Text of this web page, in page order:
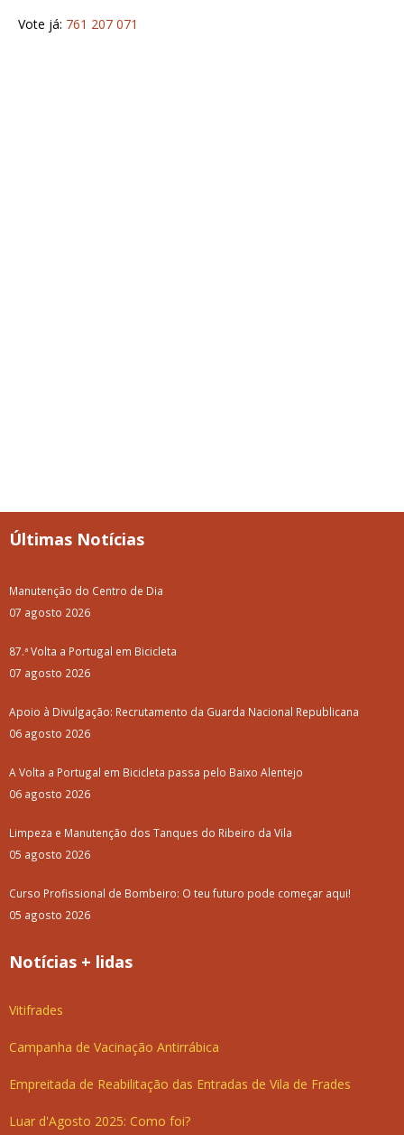
Vote já: 761 207 071
Últimas Notícias
Manutenção do Centro de Dia
07 agosto 2026
87.ª Volta a Portugal em Bicicleta
07 agosto 2026
Apoio à Divulgação: Recrutamento da Guarda Nacional Republicana
06 agosto 2026
A Volta a Portugal em Bicicleta passa pelo Baixo Alentejo
06 agosto 2026
Limpeza e Manutenção dos Tanques do Ribeiro da Vila
05 agosto 2026
Curso Profissional de Bombeiro: O teu futuro pode começar aqui!
05 agosto 2026
Notícias + lidas
Vitifrades
Campanha de Vacinação Antirrábica
Empreitada de Reabilitação das Entradas de Vila de Frades
Luar d'Agosto 2025: Como foi?